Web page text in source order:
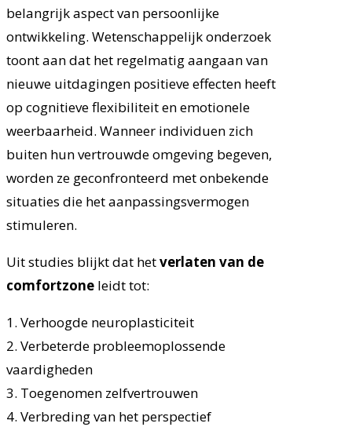
belangrijk aspect van persoonlijke
ontwikkeling. Wetenschappelijk onderzoek
toont aan dat het regelmatig aangaan van
nieuwe uitdagingen positieve effecten heeft
op cognitieve flexibiliteit en emotionele
weerbaarheid. Wanneer individuen zich
buiten hun vertrouwde omgeving begeven,
worden ze geconfronteerd met onbekende
situaties die het aanpassingsvermogen
stimuleren.
Uit studies blijkt dat hetverlaten van de
comfortzone leidt tot:
1. Verhoogde neuroplasticiteit
2. Verbeterde probleemoplossende
vaardigheden
3. Toegenomen zelfvertrouwen
4. Verbreding van het perspectief